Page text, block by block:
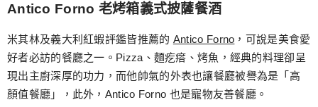
Antico Forno 老烤箱義式披薩餐酒
米其林及義大利紅蝦評鑑皆推薦的 Antico Forno ，可說是美食愛
好者必訪的餐廳之一。Pizza、麵疙瘩、烤魚，經典的料理卻呈
現出主廚深厚的功力，而他帥氣的外表也讓餐廳被譽為是「高
顏值餐廳」，此外，Antico Forno 也是寵物友善餐廳。